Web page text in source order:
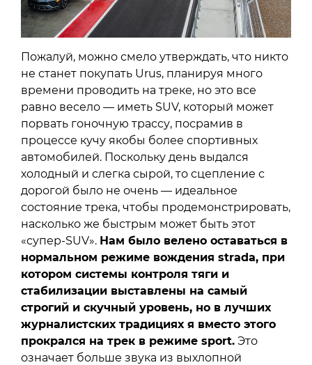
Пожалуй, можно смело утверждать, что никто
не станет покупать Urus, планируя много
времени проводить на треке, но это все
равно весело — иметь SUV, который может
порвать гоночную трассу, посрамив в
процессе кучу якобы более спортивных
автомобилей. Поскольку день выдался
холодный и слегка сырой, то сцепление с
дорогой было не очень — идеальное
состояние трека, чтобы продемонстрировать,
насколько же быстрым может быть этот
«супер-SUV». Нам было велено оставаться в
нормальном режиме вождения strada, при
котором системы контроля тяги и
стабилизации выставлены на самый
строгий и скучный уровень, но в лучших
журналистских традициях я вместо этого
прокрался на трек в режиме sport. Это
означает больше звука из выхлопной